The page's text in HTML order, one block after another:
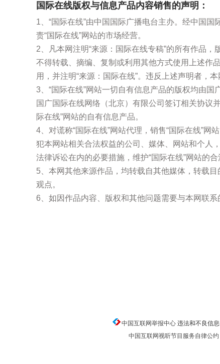
国际在线版权与信息产品内容销售的声明：
1、“国际在线”由中国国际广播电台主办。经中国
责“国际在线”网站的市场经营。
2、凡本网注明“来源：国际在线专稿”的所有作品
不得转载、摘编、复制或利用其他方式使用上述作
用，并注明“来源：国际在线”。违反上述声明者，
3、“国际在线”网站一切自有信息产品的版权均由
国广国际在线网络（北京）有限公司签订相关协议
际在线”网站的自有信息产品。
4、对谎称“国际在线”网站代理，销售“国际在线”网
犯本网站相关合法权益的公司、媒体、网站和个人
法律诉讼在内的必要措施，维护“国际在线”网站的合
5、本网其他来源作品，均转载自其他媒体，转载
观点。
6、如因作品内容、版权和其他问题需要与本网联系
中国互联网举报中心违法和不良信
中国互联网视听节目服务自律公约